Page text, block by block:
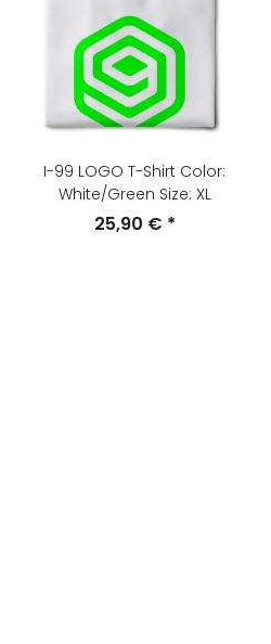
I-99 LOGO T-Shirt Color:
White/Green Size: XL
25,90 € *